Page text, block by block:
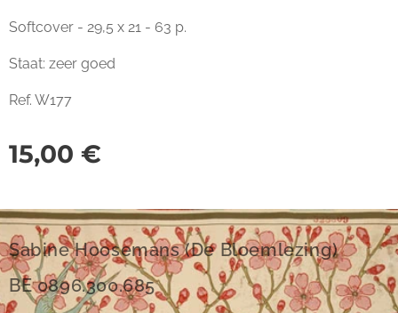
Softcover - 29,5 x 21 - 63 p.
Staat: zeer goed
Ref. W177
15,00 €
Sabine Hoosemans (De Bloemlezing)
BE 0896.300.685